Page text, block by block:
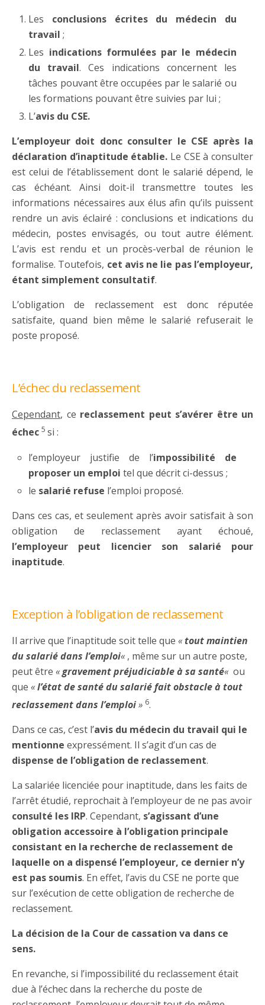
Les conclusions écrites du médecin du
travail ;
Les indications formulées par le médecin
du travail. Ces indications concernent les
tâches pouvant être occupées par le salarié ou
les formations pouvant être suivies par lui ;
L’avis du CSE.
L’employeur doit donc consulter le CSE après la
déclaration d’inaptitude établie. Le CSE à consulter
est celui de l’établissement dont le salarié dépend, le
cas échéant. Ainsi doit-il transmettre toutes les
informations nécessaires aux élus afin qu’ils puissent
rendre un avis éclairé : conclusions et indications du
médecin, postes envisagés, ou tout autre élément.
L’avis est rendu et un procès-verbal de réunion le
formalise. Toutefois, cet avis ne lie pas l’employeur,
étant simplement consultatif.
L’obligation de reclassement est donc réputée
satisfaite, quand bien même le salarié refuserait le
poste proposé.
L’échec du reclassement
Cependant, ce reclassement peut s’avérer être un
échec 5 si :
l’employeur justifie de l’impossibilité de
proposer un emploi tel que décrit ci-dessus ;
le salarié refuse l’emploi proposé.
Dans ces cas, et seulement après avoir satisfait à son
obligation de reclassement ayant échoué,
l’employeur peut licencier son salarié pour
inaptitude.
Exception à l’obligation de reclassement
Il arrive que l’inaptitude soit telle que «tout maintien
du salarié dans l’emploi« , même sur un autre poste,
peut être «gravement préjudiciable à sa santé« ou
que «l’état de santé du salarié fait obstacle à tout
reclassement dans l’emploi» 6.
Dans ce cas, c’est l’avis du médecin du travail qui le
mentionne expressément. Il s’agit d’un cas de
dispense de l’obligation de reclassement.
La salariée licenciée pour inaptitude, dans les faits de
l’arrêt étudié, reprochait à l’employeur de ne pas avoir
consulté les IRP. Cependant, s’agissant d’une
obligation accessoire à l’obligation principale
consistant en la recherche de reclassement de
laquelle on a dispensé l’employeur, ce dernier n’y
est pas soumis. En effet, l’avis du CSE ne porte que
sur l’exécution de cette obligation de recherche de
reclassement.
La décision de la Cour de cassation va dans ce
sens.
En revanche, si l’impossibilité du reclassement était
due à l’échec dans la recherche du poste de